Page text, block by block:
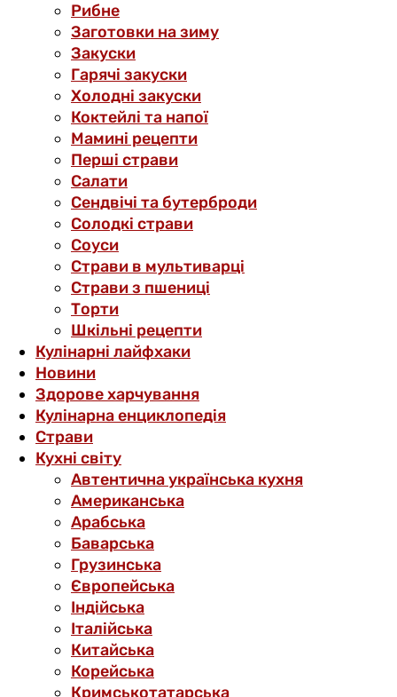
Рибне
Заготовки на зиму
Закуски
Гарячі закуски
Холодні закуски
Коктейлі та напої
Мамині рецепти
Перші страви
Салати
Сендвічі та бутерброди
Солодкі страви
Соуси
Страви в мультиварці
Страви з пшениці
Торти
Шкільні рецепти
Кулінарні лайфхаки
Новини
Здорове харчування
Кулінарна енциклопедія
Страви
Кухні світу
Автентична українська кухня
Американська
Арабська
Баварська
Грузинська
Європейська
Індійська
Італійська
Китайська
Корейська
Кримськотатарська